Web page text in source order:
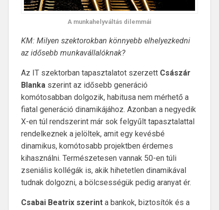
A munkahelyváltás dilemmái
KM: Milyen szektorokban könnyebb elhelyezkedni
az idősebb munkavállalóknak?
Az IT szektorban tapasztalatot szerzett Császár
Blankaszerint az idősebb generáció
komótosabban dolgozik, habitusa nem mérhető a
fiatal generáció dinamikájához. Azonban a negyedik
X-en túl rendszerint már sok felgyűlt tapasztalattal
rendelkeznek a jelöltek, amit egy kevésbé
dinamikus, komótosabb projektben érdemes
kihasználni. Természetesen vannak 50-en túli
zseniális kollégák is, akik hihetetlen dinamikával
tudnak dolgozni, a bölcsességük pedig aranyat ér.
Csabai Beatrix szerinta bankok, biztosítók és a